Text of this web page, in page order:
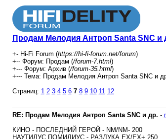
Продам Мелодия Антроп Santa SNC и
+- Hi-Fi Forum (https://hi-fi-forum.net/forum)
+-- Форум: Продам (/forum-7.html)
+--- Форум: Архив (/forum-35.html)
+--- Тема: Продам Мелодия Антроп Santa SNC и
Страниц: 1 2 3 4 5 6 7 8 9 10 11 12
RE: Продам Мелодия Антроп Santa SNC и др. -
КИНО - ПОСЛЕДНИЙ ГЕРОЙ - NM/NM- 200
НАУТИЛУС ПОМИЛИУС - РАЗЛУКА EX/EX+ 250